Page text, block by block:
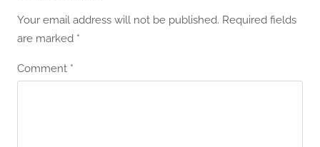
Your email address will not be published. Required fields
are marked *
Comment *